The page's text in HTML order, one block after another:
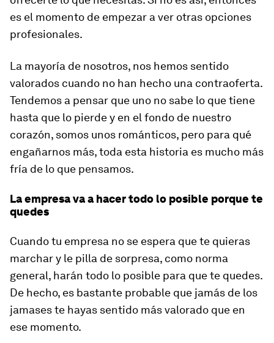
es el momento de empezar a ver otras opciones
profesionales.
La mayoría de nosotros, nos hemos sentido
valorados cuando no han hecho una contraoferta.
Tendemos a pensar que uno no sabe lo que tiene
hasta que lo pierde y en el fondo de nuestro
corazón, somos unos románticos, pero para qué
engañarnos más, toda esta historia es mucho más
fría de lo que pensamos.
La empresa va a hacer todo lo posible porque te
quedes
Cuando tu empresa no se espera que te quieras
marchar y le pilla de sorpresa, como norma
general, harán todo lo posible para que te quedes.
De hecho, es bastante probable que jamás de los
jamases te hayas sentido más valorado que en
ese momento.